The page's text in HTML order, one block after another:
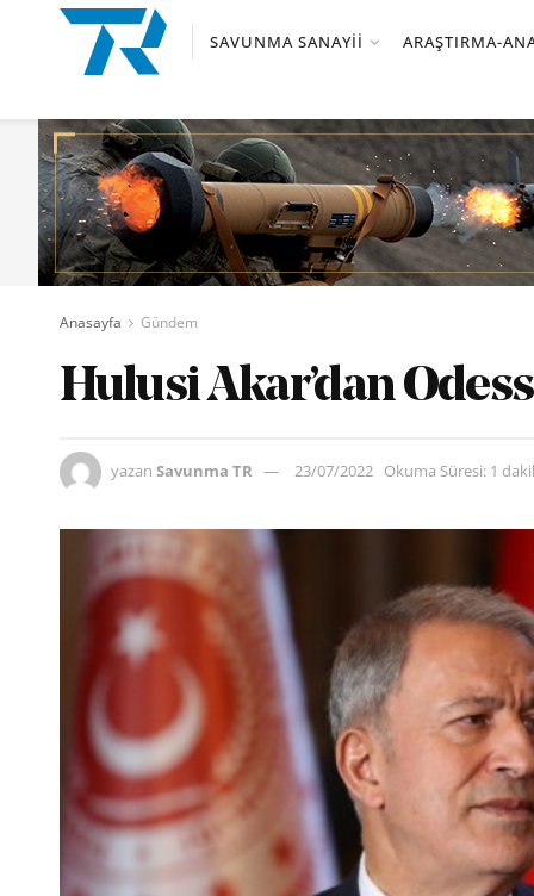
SAVUNMA SANAYII ARAŞTIRMA-
Anasayfa Gündem
Hulusi Akar’dan
yazan Savunma TR 23/07/2022 Okuma Süresi: 1